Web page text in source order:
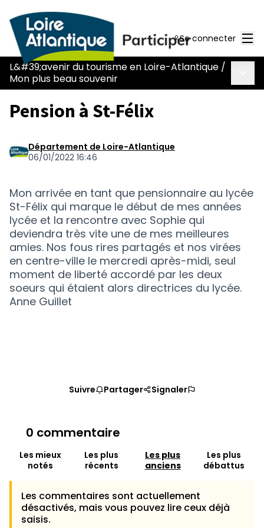
Se connecter
L&#39;avenir du tourisme en Loire-Atlantique /
Mon plus beau souvenir
Pension à St-Félix
Département de Loire-Atlantique
06/01/2022 16:46
Mon arrivée en tant que pensionnaire au lycée
St-Félix qui marque le début de mes années
lycée et la rencontre avec Sophie qui
deviendra très vite une de mes meilleures
amies. Nos fous rires partagés et nos virées
en centre-ville le mercredi après-midi, seul
moment de liberté accordé par les deux
soeurs qui étaient alors directrices du lycée.
Anne Guillet
Suivre Partager Signaler
0 commentaire
Les mieux
notés
Les plus
récents
Les plus
anciens
Les plus
débattus
Les commentaires sont actuellement
désactivés, mais vous pouvez lire ceux déjà
saisis.